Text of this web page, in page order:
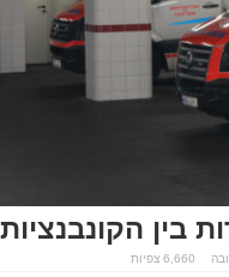
בין
6,660 צפיות